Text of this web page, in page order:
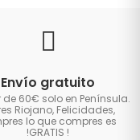
Envío gratuito
de 60€ solo en Península.
Riojano, Felicidades,
lo que compres es
!GRATIS !